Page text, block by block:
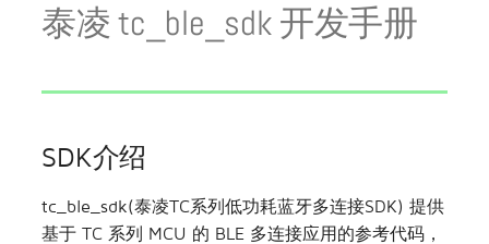
中文
Telink IoT Studio
烧录调试工具(Windows)
烧录调试工具(Linux & MAC)
泰凌VS Code扩展应用
Get started
Get started
Handbook
SDK介绍
MCU基础模块
BLE模块
低功耗管理
SIG Mesh SDK
Get started
BLE音频SDK
B91低功耗音频CIS
BT/BLE双模SDK
B91 BT/低延时双模在线通⽤
低延时麦克风SDK
Get started
Handbook
Zigbee BLE SDK
802.15.4 SDK
构建Thread网路
FindMy网络SDK
Matter开发手册
2.4GHz私有协议SDK
直播麦克风SDK
Wi-Fi SDK
B80 BLE单连接SDK电流测试
试报告
开发板 TL7218X开发板
TL3228X开发板
TC3215X开发板
模组
ML321x系列
ML322x系列
ML9118A
参考设计
经典蓝牙(BT)/蓝牙低功耗
智能家居 智能灯泡
智慧零售
电子货架标签
无线音频
Soundbar
无线头戴式耳机
无线电竞
无线电竞鼠标
苹果FMN
汽车数字车钥匙
EdgeAI NS TL721x
Zigbee Direct示例演示
电磁干扰测试
第二代测试平台
泰凌 tc_ble_sdk 开发手册
SDK介绍
tc_ble_sdk(泰凌TC系列低功耗蓝牙多连接SDK) 提供
基于 TC 系列 MCU 的 BLE 多连接应用的参考代码，